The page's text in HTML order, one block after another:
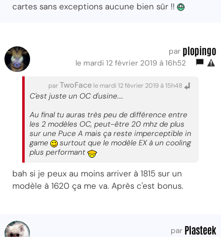
cartes sans exceptions aucune bien sûr !!
par plopingo
le mardi 12 février 2019 à 16h52
parTwoFace le mardi 12 février 2019 à 15h48
C'est juste un OC d'usine....
Au final tu auras très peu de différence entre
les 2 modèles OC, peut-être 20 mhz de plus
sur une Puce A mais ça reste imperceptible in
game
surtout que le modèle EX à un cooling
plus performant
bah si je peux au moins arriver à 1815 sur un
modèle à 1620 ça me va. Après c'est bonus.
par Plasteek